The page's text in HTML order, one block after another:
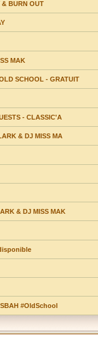
& BURN OUT
MAK
SCHOOL - GRATUIT
- CLASSIC'A
& DJ MISS MA
& DJ MISS MAK
#OldSchool